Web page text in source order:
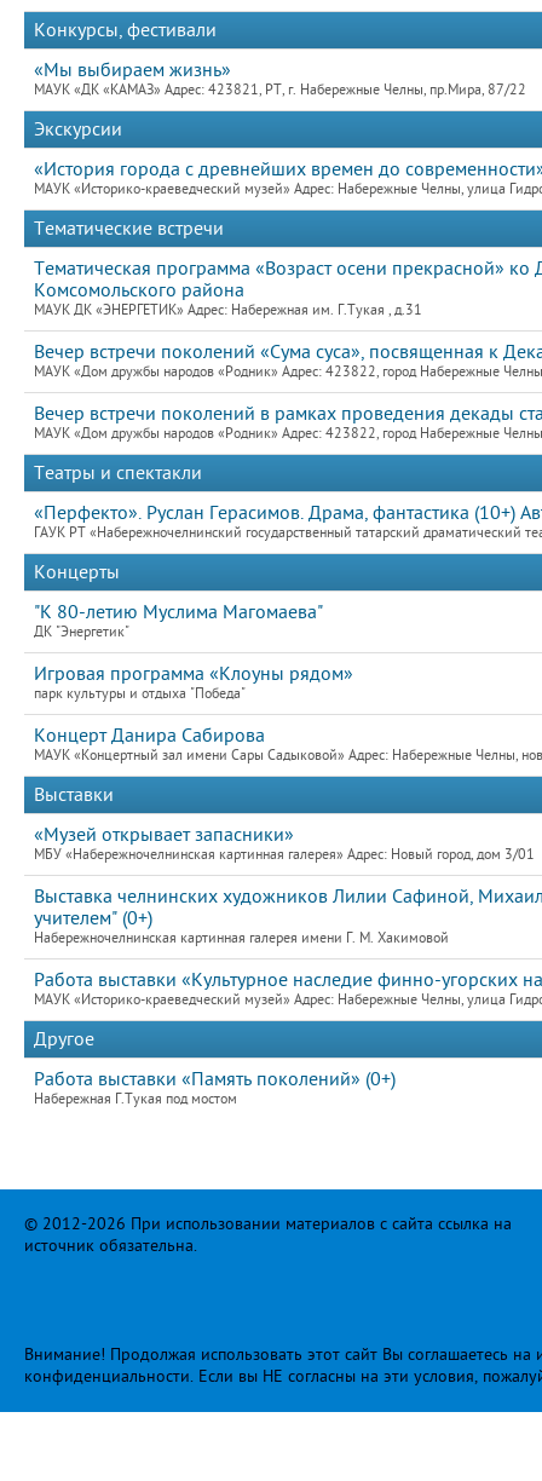
Конкурсы, фестивали
«Мы выбираем жизнь»
МАУК «ДК «КАМАЗ» Адрес: 423821, РТ, г. Набережные Челны, пр.Мира, 87/22
Экскурсии
«История города с древнейших времен до
МАУК «Историко-краеведческий музей» Адрес: Набережные Челны, улица
Тематические встречи
Тематическая программа «Возраст осени прекрасной»
Комсомольского района
МАУК ДК «ЭНЕРГЕТИК» Адрес: Набережная им. Г.Тукая , д.31
Вечер встречи поколений «Сума суса», посвященная к
МАУК «Дом дружбы народов «Родник» Адрес: 423822, город Набережные
Вечер встречи поколений в рамках проведения декады
МАУК «Дом дружбы народов «Родник» Адрес: 423822, город Набережные
Театры и спектакли
«Перфекто». Руслан Герасимов. Драма, фантастика (10+)
ГАУК РТ «Набережночелнинский государственный татарский драматический
Концерты
"К 80-летию Муслима Магомаева"
ДК "Энергетик"
Игровая программа «Клоуны рядом»
парк культуры и отдыха "Победа"
Концерт Данира Сабирова
МАУК «Концертный зал имени Сары Садыковой» Адрес: Набережные Челны,
Выставки
«Музей открывает запасники»
МБУ «Набережночелнинская картинная галерея» Адрес: Новый город, дом 3/01
Выставка челнинских художников Лилии Сафиной,
учителем" (0+)
Набережночелнинская картинная галерея имени Г. М. Хакимовой
Работа выставки «Культурное наследие финно-угорских
МАУК «Историко-краеведческий музей» Адрес: Набережные Челны, улица
Другое
Работа выставки «Память поколений» (0+)
Набережная Г.Тукая под мостом
© 2012-2026 При использовании материалов с сайта ссылка на
источник обязательна.
Внимание! Продолжая использовать этот сайт Вы соглашаетесь
конфиденциальности. Если вы НЕ согласны на эти условия,